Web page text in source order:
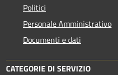
Politici
Personale Amministrativo
Documenti e dati
CATEGORIE DI SERVIZIO